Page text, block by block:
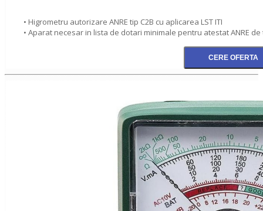
• Higrometru autorizare ANRE tip C2B cu aplicarea LST ITI
• Aparat necesar in lista de dotari minimale pentru atestat ANRE de